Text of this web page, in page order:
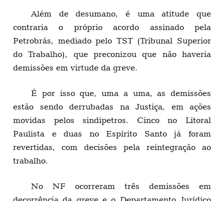
Além de desumano, é uma atitude que
contraria o próprio acordo assinado pela
Petrobrás, mediado pelo TST (Tribunal Superior
do Trabalho), que preconizou que não haveria
demissões em virtude da greve.
É por isso que, uma a uma, as demissões
estão sendo derrubadas na Justiça, em ações
movidas pelos sindipetros. Cinco no Litoral
Paulista e duas no Espírito Santo já foram
revertidas, com decisões pela reintegração ao
trabalho.
No NF ocorreram três demissões em